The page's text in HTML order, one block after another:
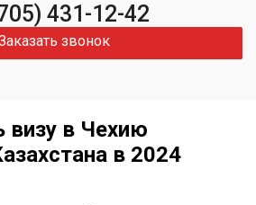
431-12-42
звонок
визу в Чехию
в 2024